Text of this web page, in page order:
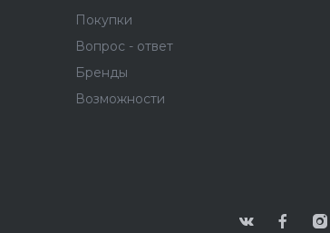
Покупки
Вопрос - ответ
Бренды
Возможности